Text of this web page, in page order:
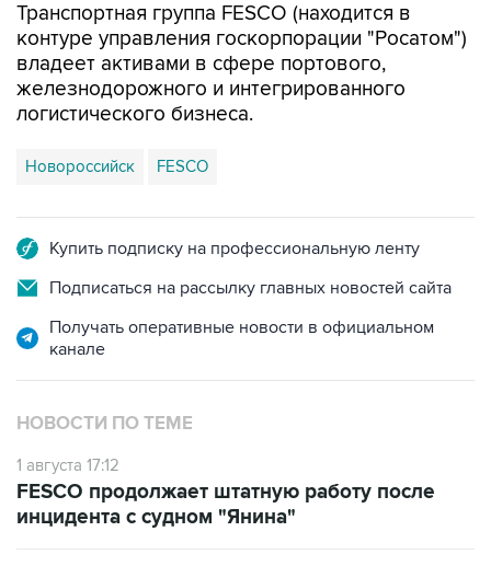
Транспортная группа FESCO (находится в
контуре управления госкорпорации "Росатом")
владеет активами в сфере портового,
железнодорожного и интегрированного
логистического бизнеса.
Новороссийск FESCO
Купить подписку на профессиональную ленту
Подписаться на рассылку главных новостей сайта
Получать оперативные новости в официальном
канале
НОВОСТИ ПО ТЕМЕ
1 августа 17:12
FESCO продолжает штатную работу после
инцидента с судном "Янина"